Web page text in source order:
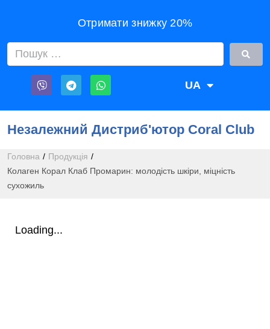
Отримати знижку 20%
UA
RU
Незалежний Дистриб'ютор Coral Club
Головна / Продукція /
Колаген Корал Клаб Промарин: молодість шкіри, міцність
сухожиль
Loading...